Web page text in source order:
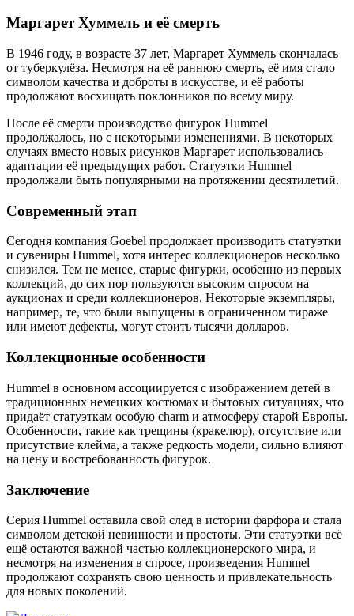
Маргарет Хуммель и её смерть
В 1946 году, в возрасте 37 лет, Маргарет Хуммель скончалась
от туберкулёза. Несмотря на её раннюю смерть, её имя стало
символом качества и доброты в искусстве, и её работы
продолжают восхищать поклонников по всему миру.
После её смерти производство фигурок Hummel
продолжалось, но с некоторыми изменениями. В некоторых
случаях вместо новых рисунков Маргарет использовались
адаптации её предыдущих работ. Статуэтки Hummel
продолжали быть популярными на протяжении десятилетий.
Современный этап
Сегодня компания Goebel продолжает производить статуэтки
и сувениры Hummel, хотя интерес коллекционеров несколько
снизился. Тем не менее, старые фигурки, особенно из первых
коллекций, до сих пор пользуются высоким спросом на
аукционах и среди коллекционеров. Некоторые экземпляры,
например, те, что были выпущены в ограниченном тираже
или имеют дефекты, могут стоить тысячи долларов.
Коллекционные особенности
Hummel в основном ассоциируется с изображением детей в
традиционных немецких костюмах и бытовых ситуациях, что
придаёт статуэткам особую charm и атмосферу старой Европы.
Особенности, такие как трещины (кракелюр), отсутствие или
присутствие клейма, а также редкость модели, сильно влияют
на цену и востребованность фигурок.
Заключение
Серия Hummel оставила свой след в истории фарфора и стала
символом детской невинности и простоты. Эти статуэтки всё
ещё остаются важной частью коллекционерского мира, и
несмотря на изменения в спросе, произведения Hummel
продолжают сохранять свою ценность и привлекательность
для новых поколений.